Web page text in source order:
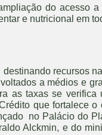
do acesso
e nutricional em
recursos
a médios e
as taxas se
que fortalece
no Palácio do
Alckmin, e do